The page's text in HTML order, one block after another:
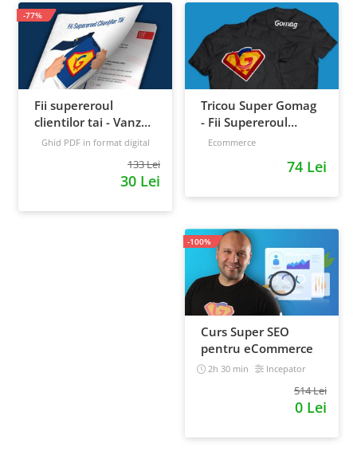
Fii supereroul
clientilor tai - Vanzari
pe pilot automat
Ghid PDF in format digital
133 Lei
30 Lei
-77%
Tricou Super Gomag
- Fii Supereroul
Clientilor Tai
Ecommerce
74 Lei
Curs Super SEO
pentru eCommerce
2h 30 min Incepator
514 Lei
0 Lei
-100%